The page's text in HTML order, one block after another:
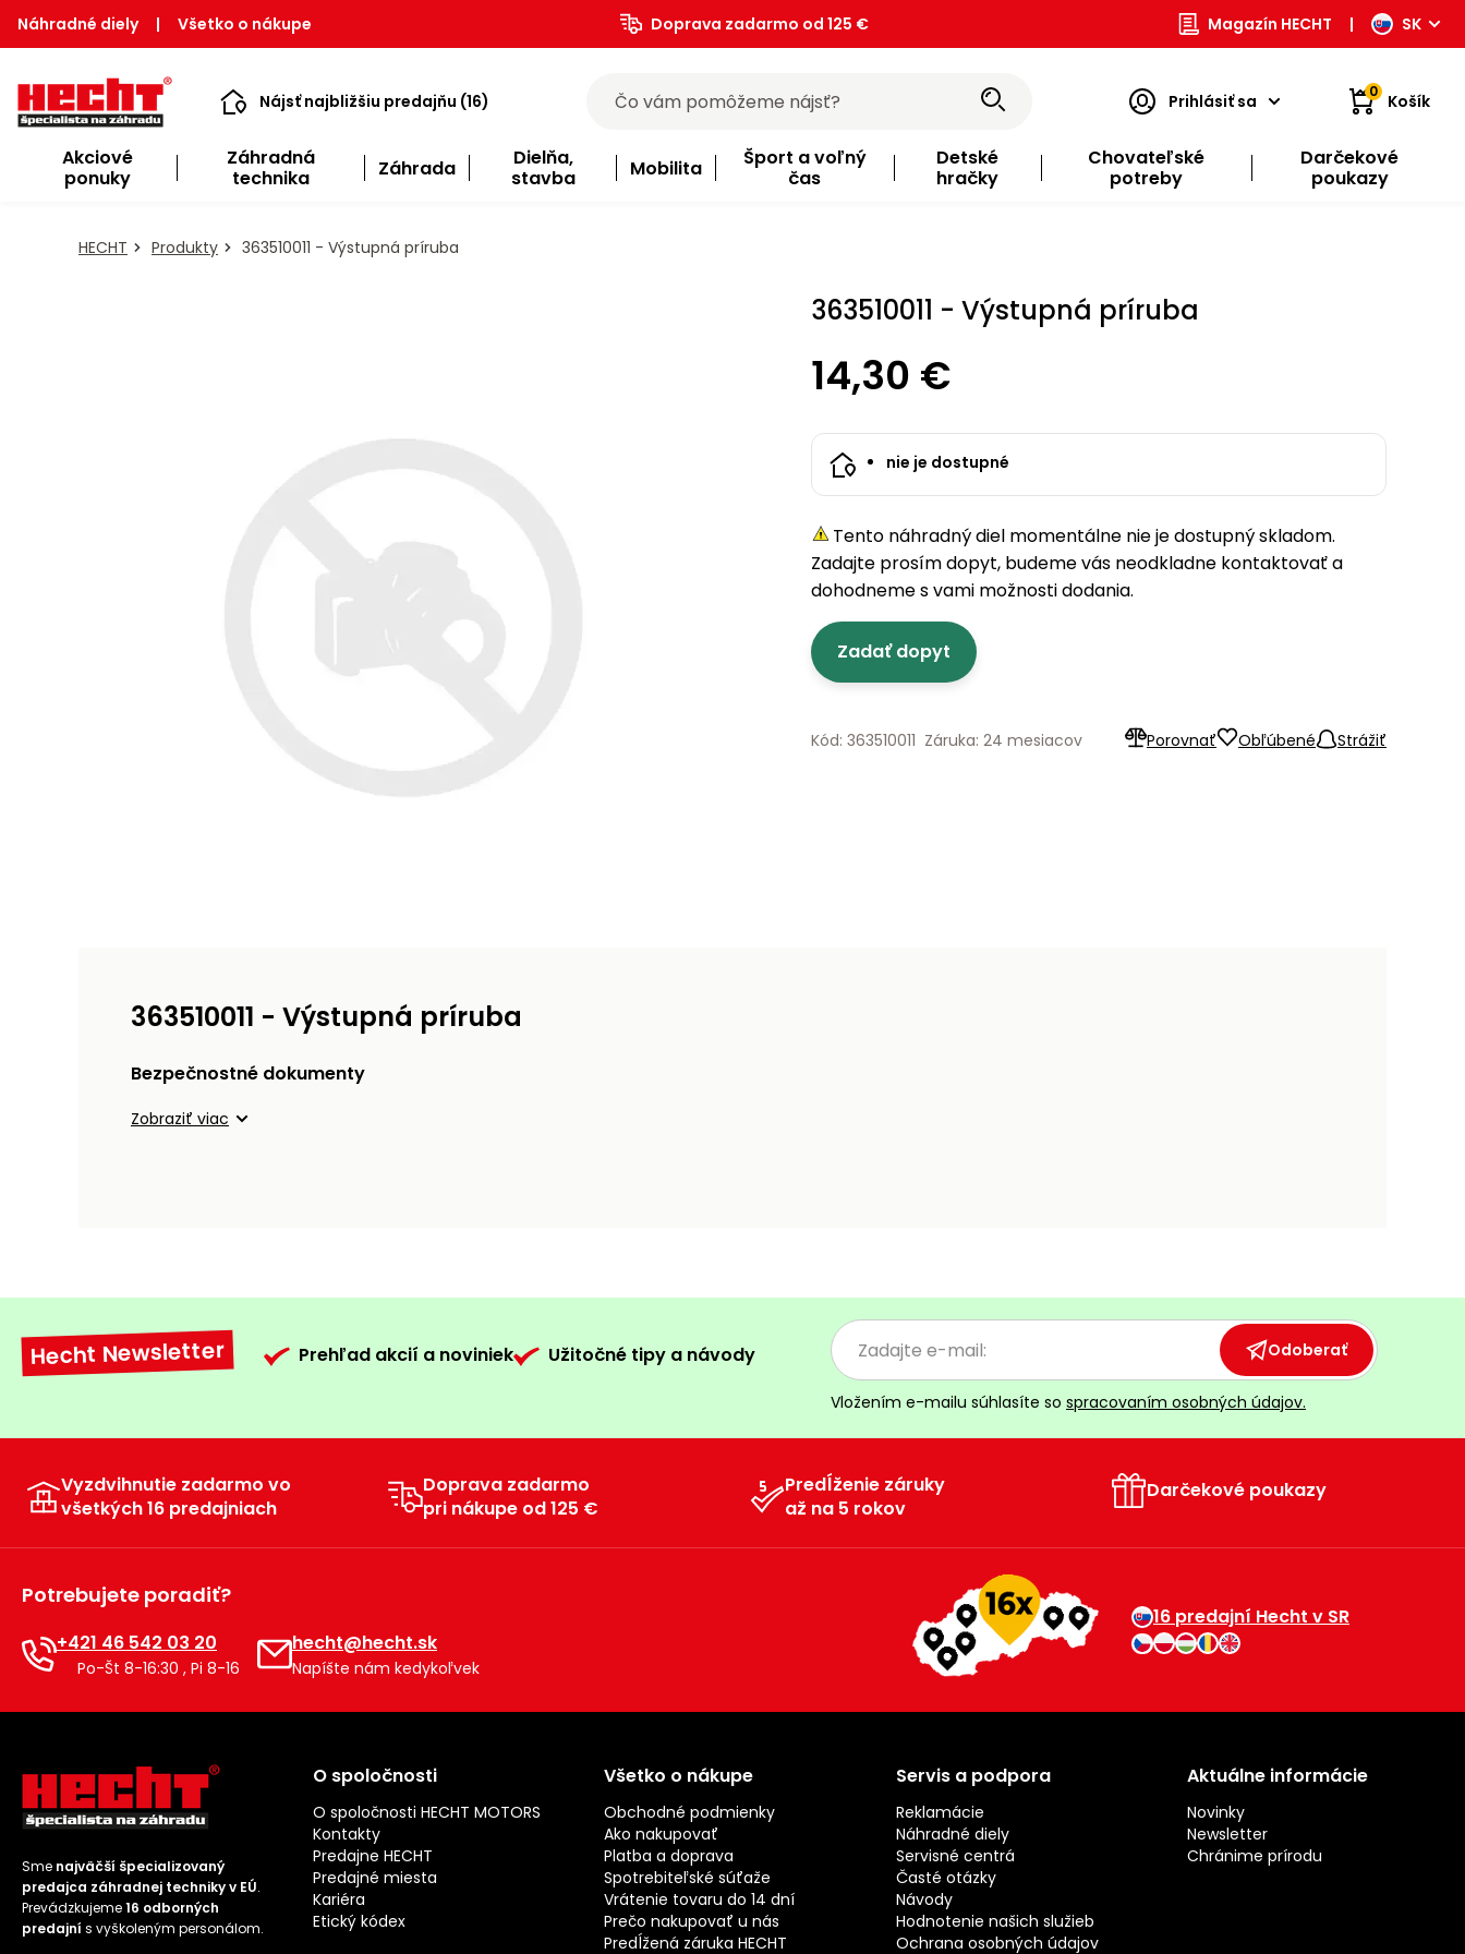
Náhradné diely | Všetko o nákupe Doprava zadarmo od 125 € Magazín HECHT | SK
Nájsť najbližšiu predajňu (16) Prihlásiť sa 0 Košík
Akciové
ponuky
Záhradná
technika
Záhrada
Dielňa,
stavba
Mobilita
Šport a voľný
čas
Detské
hračky
Chovateľské
potreby
Darčekové
poukazy
HECHT Produkty 363510011 - Výstupná príruba
363510011 - Výstupná príruba
14,30 €
nie je dostupné
Tento náhradný diel momentálne nie je dostupný skladom.
Zadajte prosím dopyt, budeme vás neodkladne kontaktovať a
dohodneme s vami možnosti dodania.
Zadať dopyt
Porovnať Obľúbené Strážiť
Kód: 363510011 Záruka: 24 mesiacov
363510011 - Výstupná príruba
Bezpečnostné dokumenty
Zobraziť viac
Hecht Newsletter Prehľad akcií a noviniek Užitočné tipy a návody Odoberať
Vložením e-mailu súhlasíte so spracovaním osobných údajov.
Vyzdvihnutie zadarmo vo
všetkých 16 predajniach
Doprava zadarmo
pri nákupe od 125 €
Predĺženie záruky
až na 5 rokov
Darčekové poukazy
Potrebujete poradiť?
+421 46 542 03 20
Po-Št 8-16:30 , Pi 8-16
hecht@hecht.sk
Napíšte nám kedykoľvek
16 predajní Hecht v SR
Sme najväčší špecializovaný
predajca záhradnej techniky v EÚ.
Prevádzkujeme16 odborných
predajní s vyškoleným personálom.
O spoločnosti
O spoločnosti HECHT MOTORS
Kontakty
Predajne HECHT
Predajné miesta
Kariéra
Etický kódex
Všetko o nákupe
Obchodné podmienky
Ako nakupovať
Platba a doprava
Spotrebiteľské súťaže
Vrátenie tovaru do 14 dní
Prečo nakupovať u nás
Predĺžená záruka HECHT
Servis a podpora
Reklamácie
Náhradné diely
Servisné centrá
Časté otázky
Návody
Hodnotenie našich služieb
Ochrana osobných údajov
Aktuálne informácie
Novinky
Newsletter
Chránime prírodu